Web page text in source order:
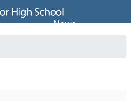
to navigation
News